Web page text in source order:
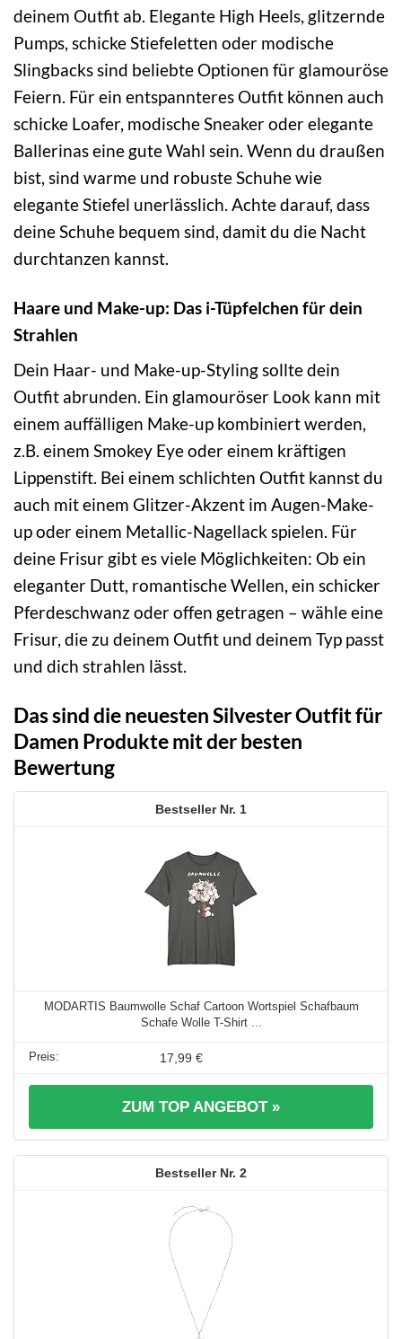
deinem Outfit ab. Elegante High Heels, glitzernde
Pumps, schicke Stiefeletten oder modische
Slingbacks sind beliebte Optionen für glamouröse
Feiern. Für ein entspannteres Outfit können auch
schicke Loafer, modische Sneaker oder elegante
Ballerinas eine gute Wahl sein. Wenn du draußen
bist, sind warme und robuste Schuhe wie
elegante Stiefel unerlässlich. Achte darauf, dass
deine Schuhe bequem sind, damit du die Nacht
durchtanzen kannst.
Haare und Make-up: Das i-Tüpfelchen für dein
Strahlen
Dein Haar- und Make-up-Styling sollte dein
Outfit abrunden. Ein glamouröser Look kann mit
einem auffälligen Make-up kombiniert werden,
z.B. einem Smokey Eye oder einem kräftigen
Lippenstift. Bei einem schlichten Outfit kannst du
auch mit einem Glitzer-Akzent im Augen-Make-
up oder einem Metallic-Nagellack spielen. Für
deine Frisur gibt es viele Möglichkeiten: Ob ein
eleganter Dutt, romantische Wellen, ein schicker
Pferdeschwanz oder offen getragen – wähle eine
Frisur, die zu deinem Outfit und deinem Typ passt
und dich strahlen lässt.
Das sind die neuesten Silvester Outfit für
Damen Produkte mit der besten
Bewertung
1
MODARTIS Baumwolle Schaf Cartoon Wortspiel Schafbaum
Schafe Wolle T-Shirt ...
17,99 €
ZUM TOP ANGEBOT »
2